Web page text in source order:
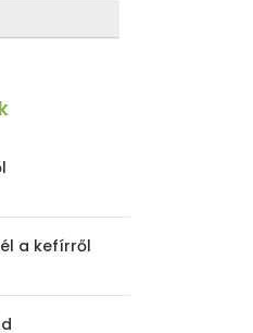
a kefírről